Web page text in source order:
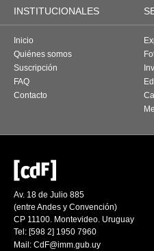
INSTITUCIONALES
Inicio
Quiénes somos
Suscripción
FAQ
Contacto
Av. 18 de Julio 885
(entre Andes y Convención)
CP 11100. Montevideo. Uruguay
Tel: [598 2] 1950 7960
Mail: CdF@imm.gub.uy